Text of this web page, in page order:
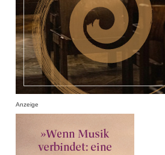
Anzeige